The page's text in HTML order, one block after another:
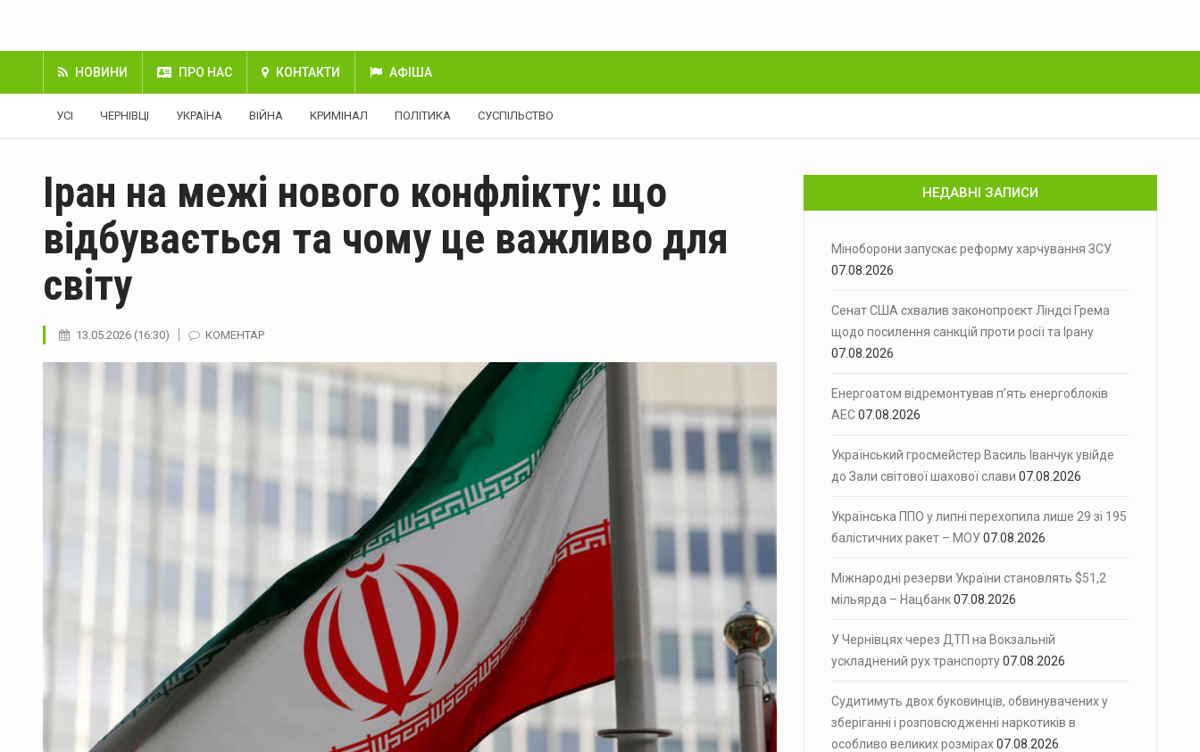
НОВИНИ ПРО НАС КОНТАКТИ АФІША
УСІ ЧЕРНІВЦІ УКРАЇНА ВІЙНА КРИМІНАЛ ПОЛІТИКА СУСПІЛЬСТВО
Іран на межі нового конфлікту: що
відбувається та чому це важливо для
світу
13.05.2026 (16:30) КОМЕНТАР
НЕДАВНІ ЗАПИСИ
Міноборони запускає реформу харчування ЗСУ
07.08.2026
Сенат США схвалив законопроєкт Ліндсі Грема
щодо посилення санкцій проти росії та Ірану
07.08.2026
Енергоатом відремонтував п’ять енергоблоків
АЕС07.08.2026
Український гросмейстер Василь Іванчук увійде
до Зали світової шахової слави 07.08.2026
Українська ППО у липні перехопила лише 29 зі 195
балістичних ракет – МОУ07.08.2026
Міжнародні резерви України становлять $51,2
мільярда – Нацбанк07.08.2026
У Чернівцях через ДТП на Вокзальній
ускладнений рух транспорту07.08.2026
Судитимуть двох буковинців, обвинувачених у
зберіганні і розповсюдженні наркотиків в
особливо великих розмірах07.08.2026